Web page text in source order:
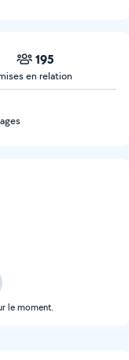
195
en relation
le moment.